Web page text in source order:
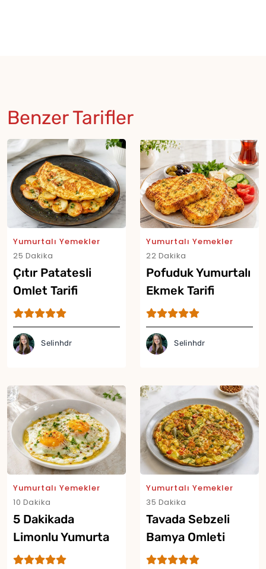
Benzer Tarifler
Yumurtalı Yemekler
25 Dakika
Çıtır Patatesli
Omlet Tarifi
Selinhdr
Yumurtalı Yemekler
22 Dakika
Pofuduk Yumurtalı
Ekmek Tarifi
Selinhdr
Yumurtalı Yemekler
10 Dakika
5 Dakikada
Limonlu Yumurta
Tarifi
Yumurtalı Yemekler
35 Dakika
Tavada Sebzeli
Bamya Omleti
Tarifi